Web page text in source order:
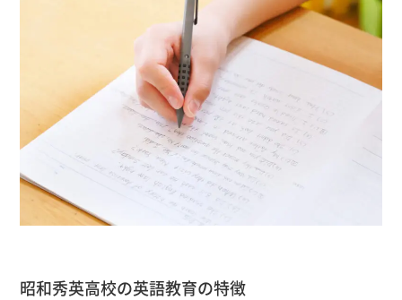
昭和秀英高校の英語教育の特徴